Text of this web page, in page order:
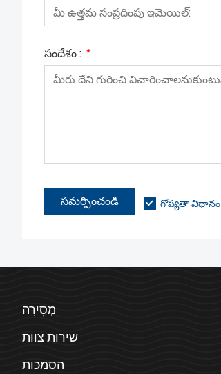
సందేశం : *
సమర్పించండి గోప్యతా విధానం
מְסִירָה
שירות צוות
הסמכות